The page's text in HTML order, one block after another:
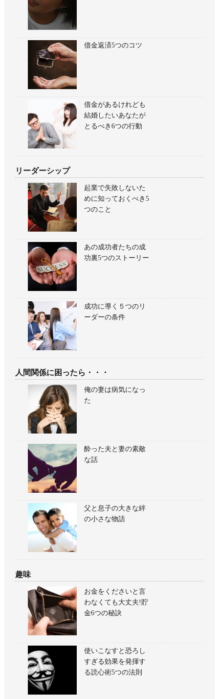
借金返済5つのコツ
借金があるけれども
結婚したいあなたが
とるべき6つの行動
リーダーシップ
起業で失敗しないた
めに知っておくべき5
つのこと
あの成功者たちの成
功裏5つのストーリー
成功に導く５つのリ
ーダーの条件
人間関係に困ったら・・・
俺の妻は病気になっ
た
酔った夫と妻の素敵
な話
父と息子の大きな絆
の小さな物語
趣味
お金をくださいと言
わなくても大丈夫!貯
金6つの秘訣
使いこなすと恐ろし
すぎる効果を発揮す
る読心術5つの法則